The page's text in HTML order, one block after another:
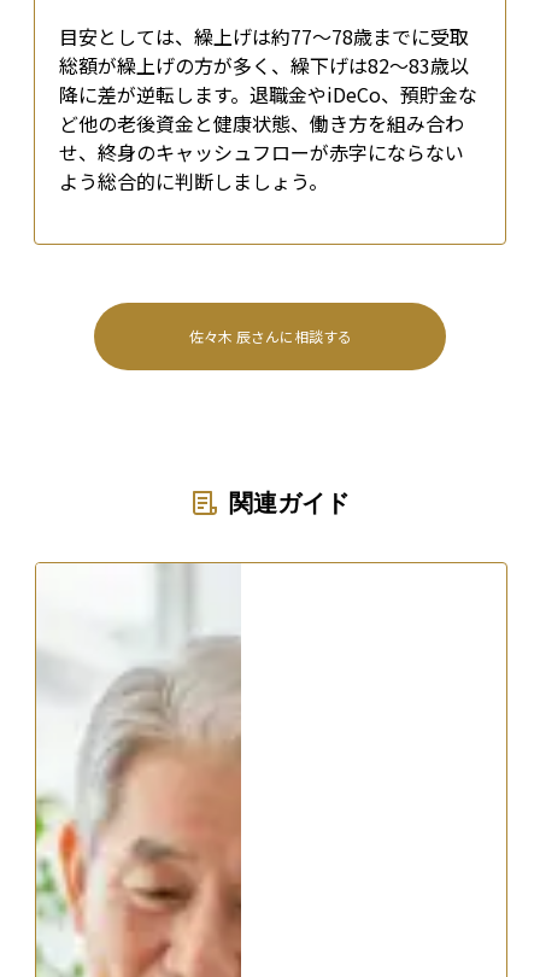
目安としては、繰上げは約77〜78歳までに受取
総額が繰上げの方が多く、繰下げは82〜83歳以
降に差が逆転します。退職金やiDeCo、預貯金な
ど他の老後資金と健康状態、働き方を組み合わ
せ、終身のキャッシュフローが赤字にならない
よう総合的に判断しましょう。
佐々木 辰さんに相談する
関連ガイド